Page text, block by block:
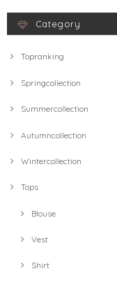
Category
Topranking
Springcollection
Summercollection
Autumncollection
Wintercollection
Tops
Blouse
Vest
Shirt